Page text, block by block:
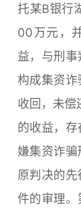
托某B银行
00万元，
益，与刑
构成集资
收回，未偿
的收益，
嫌集资诈
原判决的
件的审理